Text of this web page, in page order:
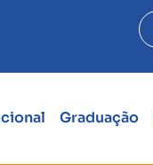
Graduação